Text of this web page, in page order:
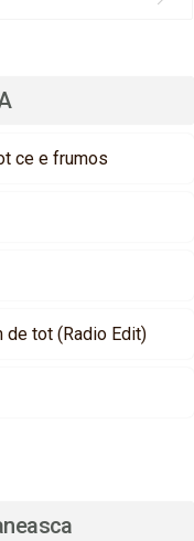
ce e frumos
de tot (Radio Edit)